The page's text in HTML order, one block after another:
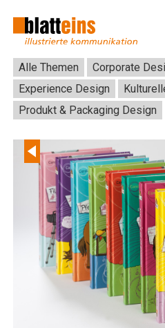
Alle Themen Corporate
Experience Design
Produkt & Packaging Design